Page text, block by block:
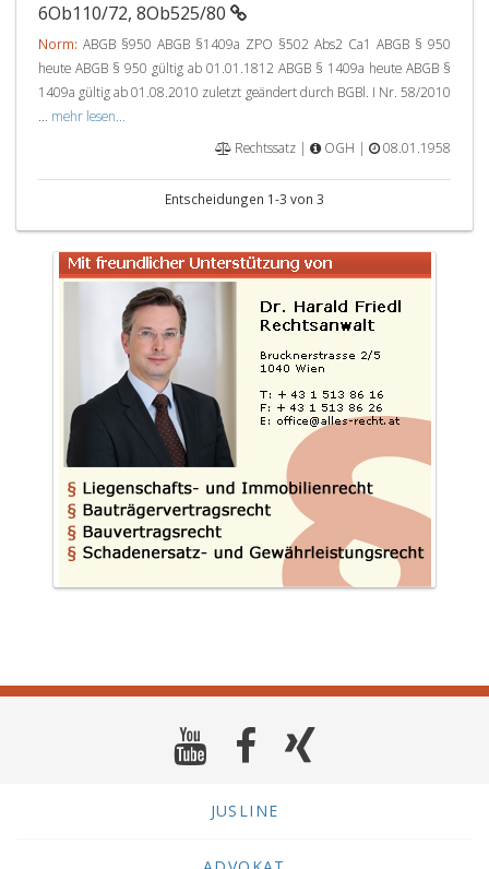
6Ob110/72, 8Ob525/80
Norm: ABGB §950 ABGB §1409a ZPO §502 Abs2 Ca1 ABGB § 950
heute ABGB § 950 gültig ab 01.01.1812 ABGB § 1409a heute ABGB §
1409a gültig ab 01.08.2010 zuletzt geändert durch BGBl. I Nr. 58/2010
mehr lesen...
Rechtssatz |
OGH | 08.01.1958
Entscheidungen 1-3 von 3
JUSLINE